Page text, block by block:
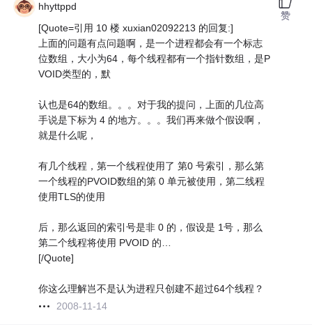
hhyttppd
[Quote=引用 10 楼 xuxian02092213 的回复:]
上面的问题有点问题啊，是一个进程都会有一个标志
位数组，大小为64，每个线程都有一个指针数组，是P
VOID类型的，默
认也是64的数组。。。对于我的提问，上面的几位高
手说是下标为 4 的地方。。。我们再来做个假设啊，
就是什么呢，
有几个线程，第一个线程使用了 第0 号索引，那么第
一个线程的PVOID数组的第 0 单元被使用，第二线程
使用TLS的使用
后，那么返回的索引号是非 0 的，假设是 1号，那么
第二个线程将使用 PVOID 的…
[/Quote]
你这么理解岂不是认为进程只创建不超过64个线程？
2008-11-14
赞